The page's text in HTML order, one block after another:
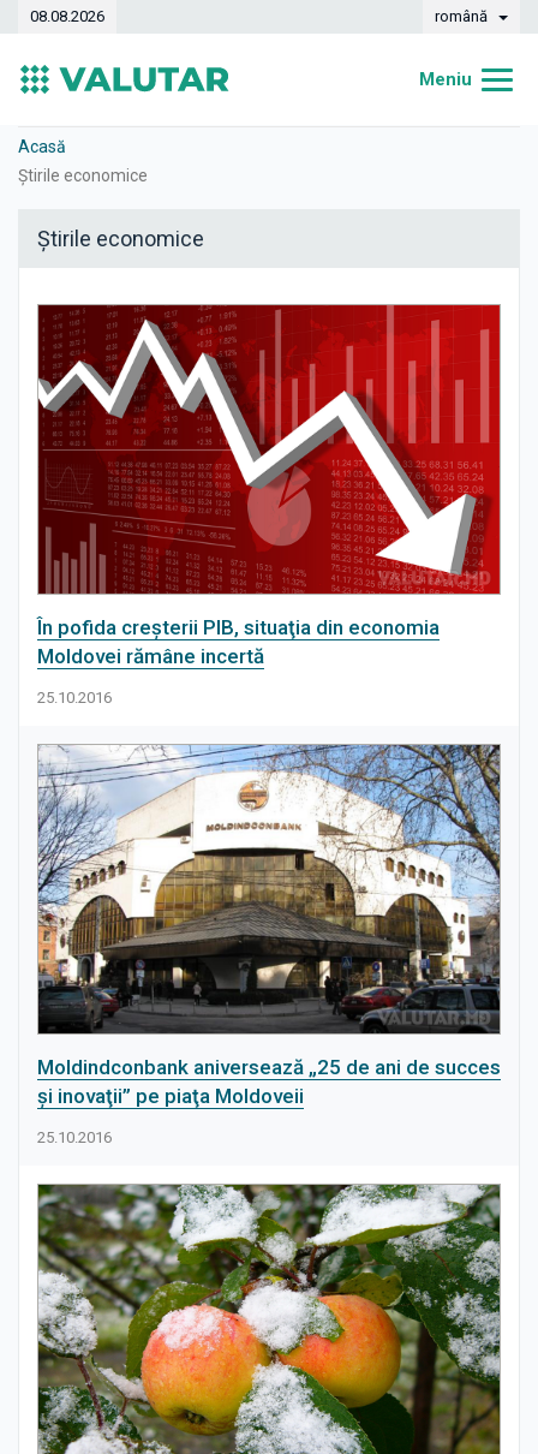
08.08.2026 română
Meniu
Bănci
Case de schimb
Valute
Transferuri de bani
Știri
Acasă
Știrile economice
Știrile economice
În pofida creşterii PIB, situaţia din economia
Moldovei rămâne incertă
25.10.2016
Moldindconbank aniversează „25 de ani de succes
şi inovaţii” pe piaţa Moldoveii
25.10.2016